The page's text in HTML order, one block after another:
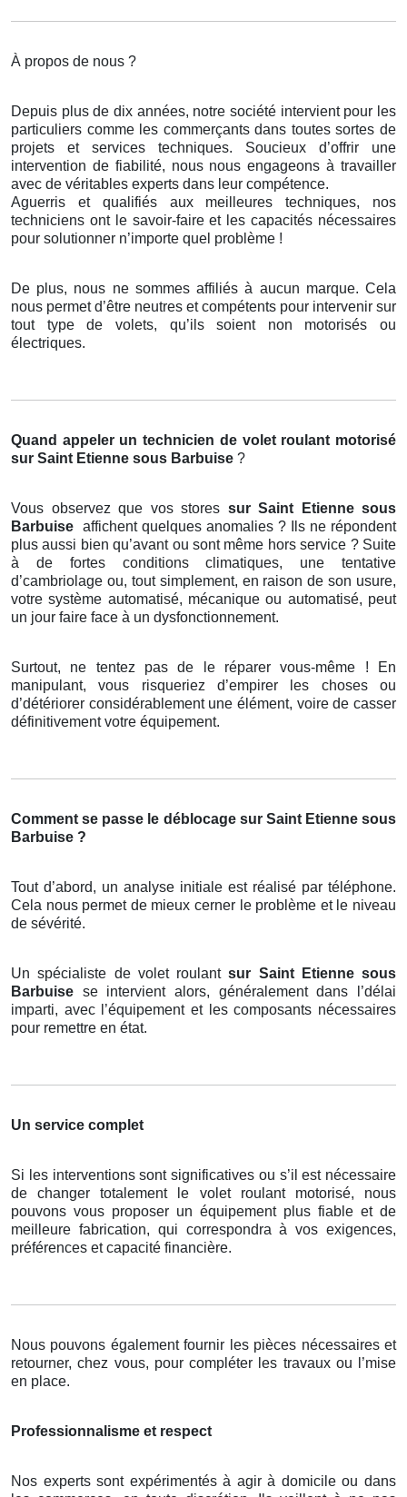
À propos de nous ?
Depuis plus de dix années, notre société intervient pour les
particuliers comme les commerçants dans toutes sortes de
projets et services techniques. Soucieux d’offrir une
intervention de fiabilité, nous nous engageons à travailler
avec de véritables experts dans leur compétence.
Aguerris et qualifiés aux meilleures techniques, nos
techniciens ont le savoir-faire et les capacités nécessaires
pour solutionner n’importe quel problème !
De plus, nous ne sommes affiliés à aucun marque. Cela
nous permet d’être neutres et compétents pour intervenir sur
tout type de volets, qu’ils soient non motorisés ou
électriques.
Quand appeler un technicien de volet roulant motorisé
sur Saint Etienne sous Barbuise ?
Vous observez que vos stores sur Saint Etienne sous
Barbuise affichent quelques anomalies ? Ils ne répondent
plus aussi bien qu’avant ou sont même hors service ? Suite
à de fortes conditions climatiques, une tentative
d’cambriolage ou, tout simplement, en raison de son usure,
votre système automatisé, mécanique ou automatisé, peut
un jour faire face à un dysfonctionnement.
Surtout, ne tentez pas de le réparer vous-même ! En
manipulant, vous risqueriez d’empirer les choses ou
d’détériorer considérablement une élément, voire de casser
définitivement votre équipement.
Comment se passe le déblocage sur Saint Etienne sous
Barbuise ?
Tout d’abord, un analyse initiale est réalisé par téléphone.
Cela nous permet de mieux cerner le problème et le niveau
de sévérité.
Un spécialiste de volet roulantsur Saint Etienne sous
Barbuise se intervient alors, généralement dans l’délai
imparti, avec l’équipement et les composants nécessaires
pour remettre en état.
Un service complet
Si les interventions sont significatives ou s’il est nécessaire
de changer totalement le volet roulant motorisé, nous
pouvons vous proposer un équipement plus fiable et de
meilleure fabrication, qui correspondra à vos exigences,
préférences et capacité financière.
Nous pouvons également fournir les pièces nécessaires et
retourner, chez vous, pour compléter les travaux ou l’mise
en place.
Professionnalisme et respect
Nos experts sont expérimentés à agir à domicile ou dans